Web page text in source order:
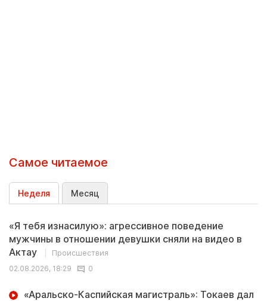
Самое читаемое
Неделя Месяц
«Я тебя изнасилую»: агрессивное поведение
мужчины в отношении девушки сняли на видео в
Актау
Происшествия
02.08.2026, 18:29
0
«Аральско-Каспийская магистраль»: Токаев дал